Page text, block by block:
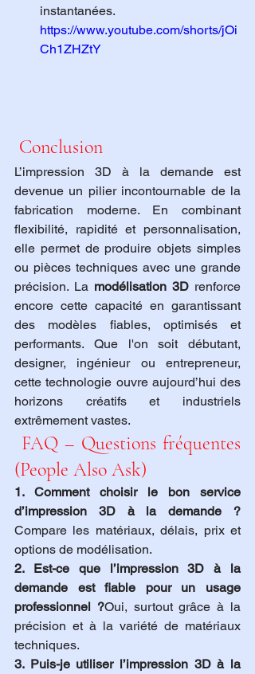
instantanées.
https://www.youtube.com/shorts/jOi
Ch1ZHZtY
Conclusion
L’impression 3D à la demande est
devenue un pilier incontournable de la
fabrication moderne. En combinant
flexibilité, rapidité et personnalisation,
elle permet de produire objets simples
ou pièces techniques avec une grande
précision. La modélisation 3D renforce
encore cette capacité en garantissant
des modèles fiables, optimisés et
performants. Que l'on soit débutant,
designer, ingénieur ou entrepreneur,
cette technologie ouvre aujourd’hui des
horizons créatifs et industriels
extrêmement vastes.
(People Also Ask)
1. Comment choisir le bon service
d’impression 3D à la demande ?
Compare les matériaux, délais, prix et
options de modélisation.
2. Est-ce que l’impression 3D à la
demande est fiable pour un usage
professionnel ?Oui, surtout grâce à la
précision et à la variété de matériaux
techniques.
3. Puis-je utiliser l’impression 3D à la